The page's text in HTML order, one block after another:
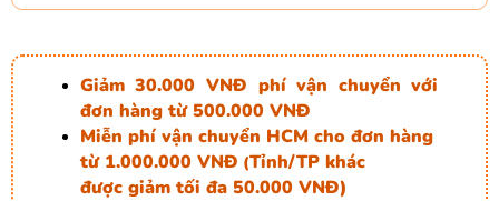
Giảm 30.000 VNĐ phí vận chuyển với
đơn hàng từ 500.000 VNĐ
Miễn phí vận chuyển HCM cho đơn hàng
từ 1.000.000 VNĐ (Tỉnh/TP khác
được giảm tối đa 50.000 VNĐ)